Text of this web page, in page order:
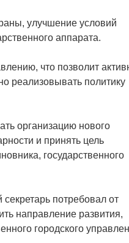
улучшение условий
аппарата.
что позволит
реализовывать политику
организацию нового
и принять цель
государственного
потребовал от
направление развития,
городского